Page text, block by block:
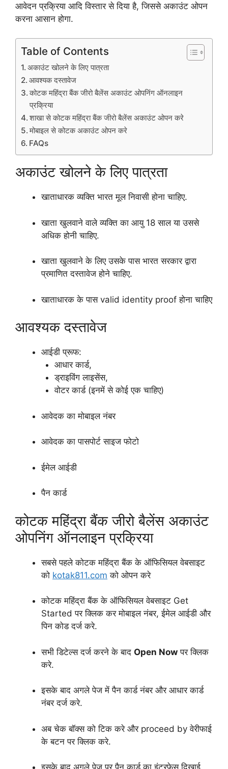
आवेदन प्रक्रिया आदि विस्तार से दिया है, जिससे अकाउंट ओपन
करना आसान होगा.
Table of Contents
अकाउंट खोलने के लिए पात्रता
आवश्यक दस्तावेज
कोटक महिंद्रा बैंक जीरो बैलेंस अकाउंट ओपनिंग ऑनलाइन
प्रक्रिया
शाखा से कोटक महिंद्रा बैंक जीरो बैलेंस अकाउंट ओपन करे
मोबाइल से कोटक अकाउंट ओपन करे
FAQs
अकाउंट खोलने के लिए पात्रता
खाताधारक व्यक्ति भारत मूल निवासी होना चाहिए.
खाता खुलवाने वाले व्यक्ति का आयु 18 साल या उससे
अधिक होनी चाहिए.
खाता खुलवाने के लिए उसके पास भारत सरकार द्वारा
प्रमाणित दस्तावेज होने चाहिए.
खाताधारक के पास valid identity proof होना चाहिए
आवश्यक दस्तावेज
आईडी प्रूफ:
आधार कार्ड,
ड्राइविंग लाइसेंस,
वोटर कार्ड (इनमें से कोई एक चाहिए)
आवेदक का मोबाइल नंबर
आवेदक का पासपोर्ट साइज फोटो
ईमेल आईडी
पैन कार्ड
कोटक महिंद्रा बैंक जीरो बैलेंस अकाउंट
ओपनिंग ऑनलाइन प्रक्रिया
सबसे पहले कोटक महिंद्रा बैंक के ऑफिसियल वेबसाइट
को kotak811.com को ओपन करे
कोटक महिंद्रा बैंक के ऑफिसियल वेबसाइट Get
Started पर क्लिक कर मोबाइल नंबर, ईमेल आईडी और
पिन कोड दर्ज करे.
सभी डिटेल्स दर्ज करने के बाद Open Now पर क्लिक
करे.
इसके बाद अगले पेज में पैन कार्ड नंबर और आधार कार्ड
नंबर दर्ज करे.
अब चेक बॉक्स को टिक करे और proceed by वेरीफाई
के बटन पर क्लिक करे.